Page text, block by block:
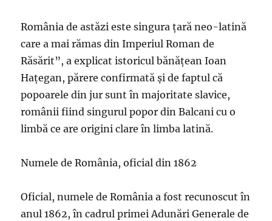
România de astăzi este singura ţară neo-latină
care a mai rămas din Imperiul Roman de
Răsărit”, a explicat istoricul bănăţean Ioan
Haţegan, părere confirmată şi de faptul că
popoarele din jur sunt în majoritate slavice,
românii fiind singurul popor din Balcani cu o
limbă ce are origini clare în limba latină.
Numele de România, oficial din 1862
Oficial, numele de România a fost recunoscut în
anul 1862, în cadrul primei Adunări Generale de